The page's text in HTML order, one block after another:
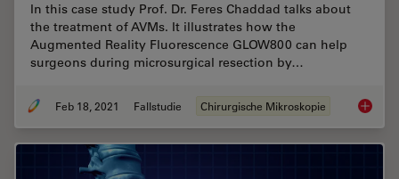
In this case study Prof. Dr. Feres Chaddad talks about
the treatment of AVMs. It illustrates how the
Augmented Reality Fluorescence GLOW800 can help
surgeons during microsurgical resection by…
Feb 18, 2021 Fallstudie Chirurgische Mikroskopie